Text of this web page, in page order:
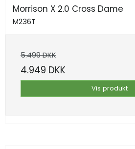
Morrison X 2.0 Cross Dame
M236T
5.499 DKK
4.949 DKK
Vis produkt